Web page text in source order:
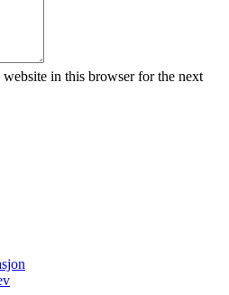
website in this browser for the next